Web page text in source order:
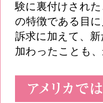
験に裏付けされ
の特徴である目
訴求に加えて、
加わったことも